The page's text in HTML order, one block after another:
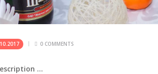
0COMMENTS
...